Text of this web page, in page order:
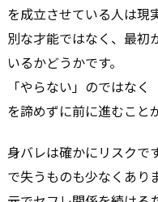
を成立させている人は現
別な才能ではなく、最初
いるかどうかです。
「やらない」のではな
を諦めずに前に進むこと
身バレは確かにリスクで
で失うものも少なくあり